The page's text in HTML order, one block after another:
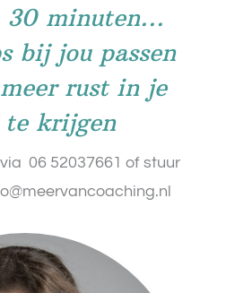
30 minuten...
bij jou passen
rust in je
te krijgen
06 52037661 of stuur